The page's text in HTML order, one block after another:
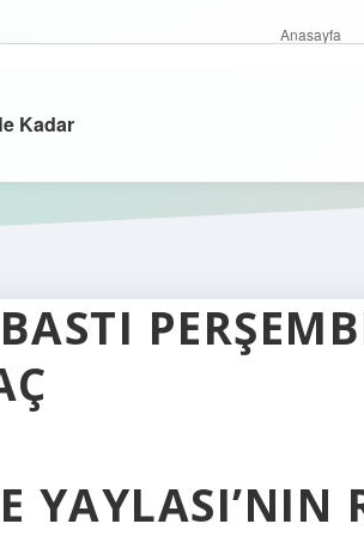
Anasayfa
YAYLASI’NIN
Kadar